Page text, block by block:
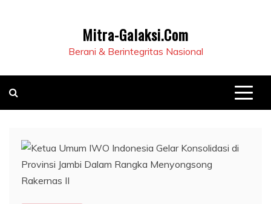
Mitra-Galaksi.Com
Berani & Berintegritas Nasional